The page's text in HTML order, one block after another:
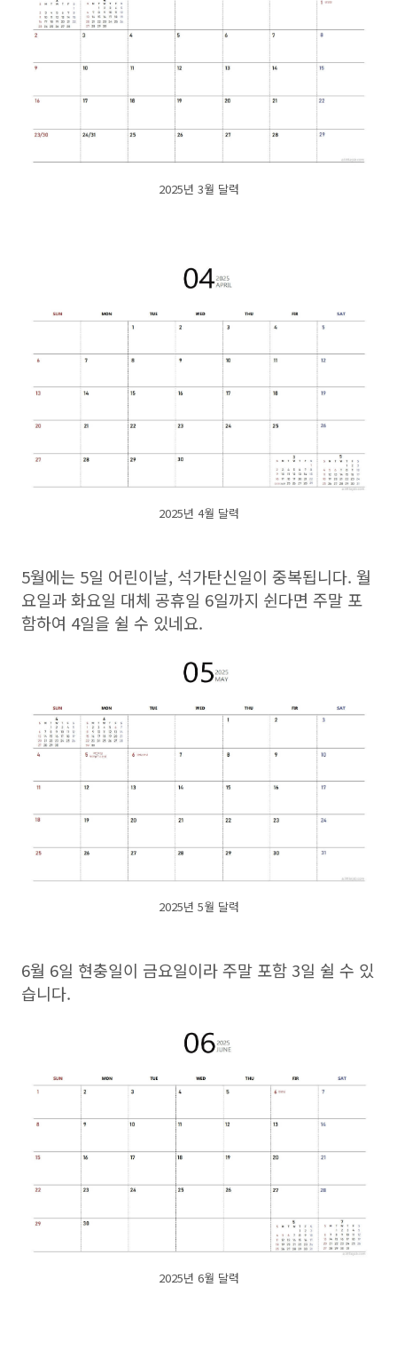
2025년 3월 달력
2025년 4월 달력
5월에는 5일 어린이날, 석가탄신일이 중복됩니다. 월
요일과 화요일 대체 공휴일 6일까지 쉰다면 주말 포
함하여 4일을 쉴 수 있네요.
2025년 5월 달력
6월 6일 현충일이 금요일이라 주말 포함 3일 쉴 수 있
습니다.
2025년 6월 달력